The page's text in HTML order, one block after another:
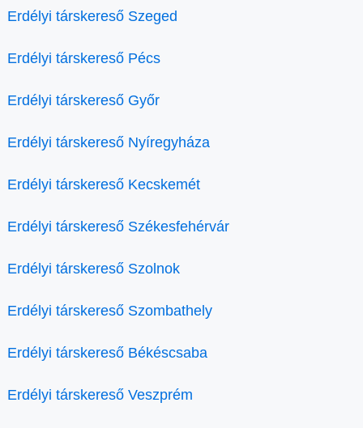
Erdélyi társkereső Szeged
Erdélyi társkereső Pécs
Erdélyi társkereső Győr
Erdélyi társkereső Nyíregyháza
Erdélyi társkereső Kecskemét
Erdélyi társkereső Székesfehérvár
Erdélyi társkereső Szolnok
Erdélyi társkereső Szombathely
Erdélyi társkereső Békéscsaba
Erdélyi társkereső Veszprém